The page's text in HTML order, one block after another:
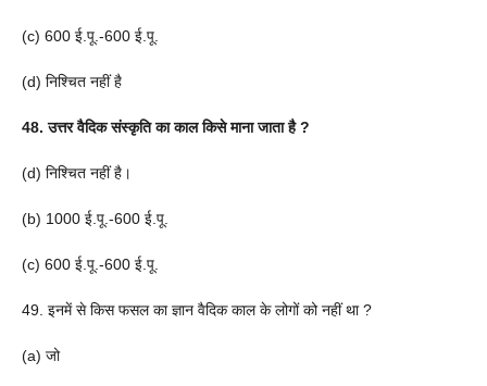
(c) 600 ई.पू.-600 ई.पू.
(d) निश्चित नहीं है
48. उत्तर वैदिक संस्कृति का काल किसे माना जाता है ?
(d) निश्चित नहीं है।
(b) 1000 ई.पू.-600 ई.पू.
(c) 600 ई.पू.-600 ई.पू.
49. इनमें से किस फसल का ज्ञान वैदिक काल के लोगों को नहीं था ?
(a) जो